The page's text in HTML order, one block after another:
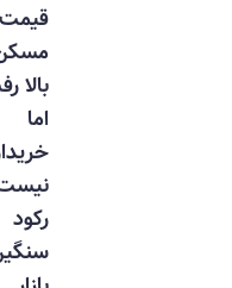
قیمت
مسکن
بالا رفت
خریداری
نیست |
سنگین